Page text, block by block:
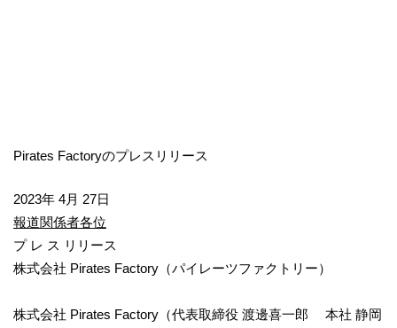
Pirates Factoryのプレスリリース
2023年 4月 27日
報道関係者各位
プ レ ス リリース
株式会社 Pirates Factory（パイレーツファクトリー）
株式会社 Pirates Factory（代表取締役 渡邊喜一郎 本社 静岡